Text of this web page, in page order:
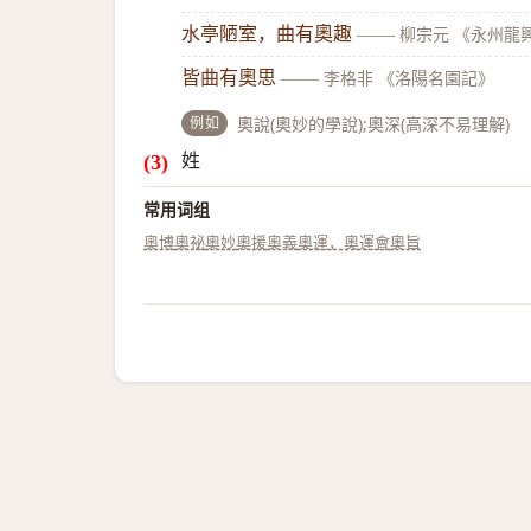
水亭陋室，曲有奧趣 —— 柳宗元 《永州龍
皆曲有奧思 —— 李格非 《洛陽名園記》
例如 奧說(奧妙的學說);奧深(高深不易理解)
姓
常用词组
奧博奧祕奧妙奧援奧義奧運，奧運會奧旨